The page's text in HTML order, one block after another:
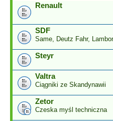
Renault
SDF
Same, Deutz Fahr,
Steyr
Valtra
Ciągniki ze Skandynawii
Zetor
Czeska myśl techniczna